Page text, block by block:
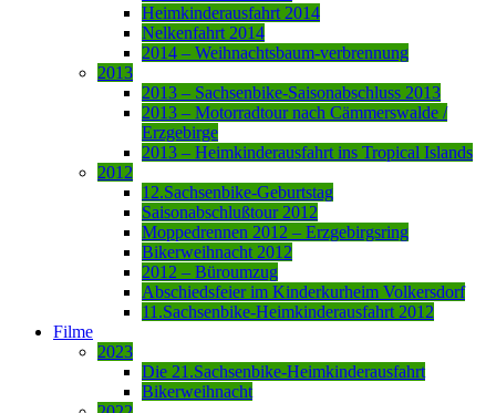
Heimkinderausfahrt 2014
Nelkenfahrt 2014
2014 – Weihnachtsbaum-verbrennung
2013
2013 – Sachsenbike-Saisonabschluss 2013
2013 – Motorradtour nach Cämmerswalde /
Erzgebirge
2013 – Heimkinderausfahrt ins Tropical Islands
2012
12.Sachsenbike-Geburtstag
Saisonabschlußtour 2012
Moppedrennen 2012 – Erzgebirgsring
Bikerweihnacht 2012
2012 – Büroumzug
Abschiedsfeier im Kinderkurheim Volkersdorf
11.Sachsenbike-Heimkinderausfahrt 2012
Filme
2023
Die 21.Sachsenbike-Heimkinderausfahrt
Bikerweihnacht